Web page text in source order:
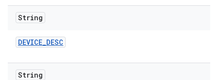
String
DEVICE_DESC
String